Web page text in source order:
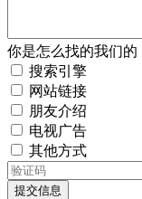
你是怎么找的我们的
搜索引擎
网站链接
朋友介绍
电视广告
其他方式
提交信息